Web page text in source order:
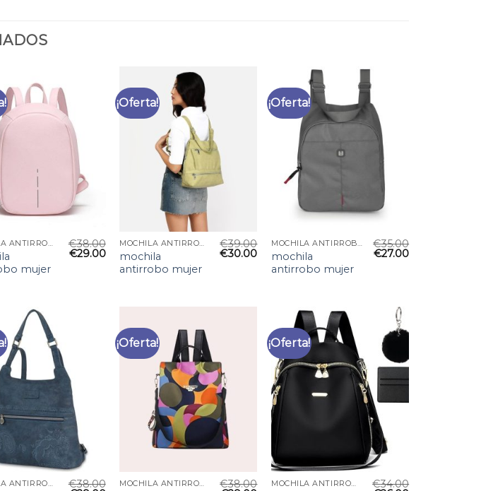
MOCHILA ANTIRROBO MUJER
mujer
€38.00
€29.00
¡Oferta!
MOCHILA ANTIRROBO MUJER
mochila
antirrobo mujer
€39.00
€30.00
¡Oferta!
MOCHILA ANTIRROBO MUJER
mochila
antirrobo mujer
€35.00
€27.00
MOCHILA ANTIRROBO MUJER €38.00
¡Oferta!
MOCHILA ANTIRROBO MUJER €38.00
¡Oferta!
MOCHILA ANTIRROBO MUJER €34.00